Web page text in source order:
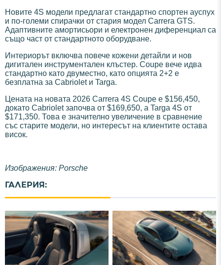
Новите 4S модели предлагат стандартно спортен ауспух
и по-големи спирачки от стария модел Carrera GTS.
Адаптивните амортисьори и електронен диференциал са
също част от стандартното оборудване.
Интериорът включва повече кожени детайли и нов
дигитален инструментален клъстер. Coupe вече идва
стандартно като двуместно, като опцията 2+2 е
безплатна за Cabriolet и Targa.
Цената на новата 2026 Carrera 4S Coupe е $156,450,
докато Cabriolet започва от $169,650, а Targa 4S от
$171,350. Това е значително увеличение в сравнение
със старите модели, но интересът на клиентите остава
висок.
Изображения: Porsche
ГАЛЕРИЯ: